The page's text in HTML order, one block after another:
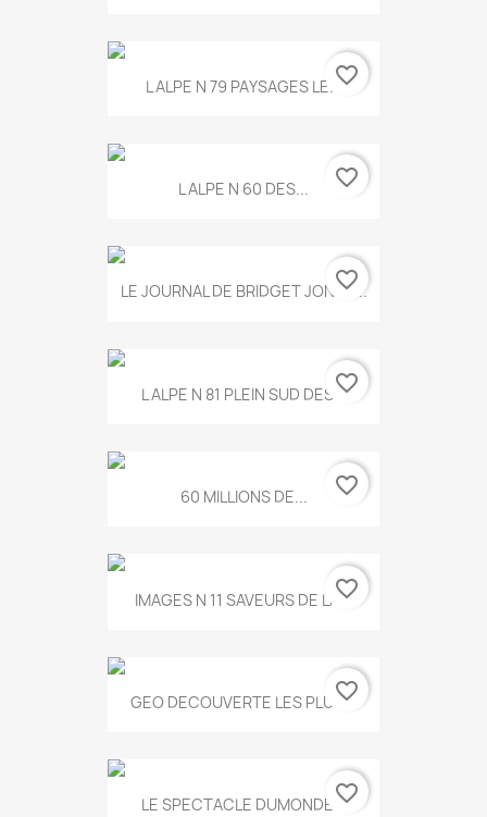
L ALPE N 79 PAYSAGES LE...favorite_border
L ALPE N 60 DES... favorite_border
LE JOURNAL DE BRIDGET JONES...
favorite_border
L ALPE N 81 PLEIN SUD DES...favorite_border
60 MILLIONS DE... favorite_border
IMAGES N 11 SAVEURS DE LA...
favorite_border
GEO DECOUVERTE LES PLUS...
favorite_border
LE SPECTACLE DUMONDE...favorite_border